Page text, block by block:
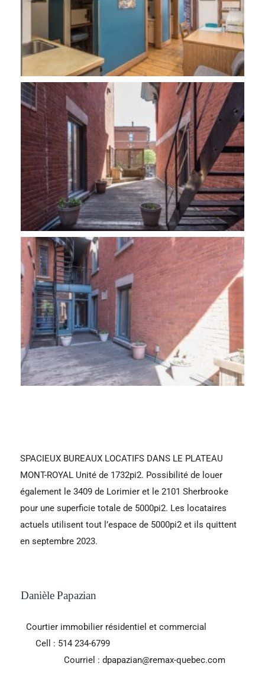
SPACIEUX BUREAUX LOCATIFS DANS LE PLATEAU
MONT-ROYAL Unité de 1732pi2. Possibilité de louer
également le 3409 de Lorimier et le 2101 Sherbrooke
pour une superficie totale de 5000pi2. Les locataires
actuels utilisent tout l’espace de 5000pi2 et ils quittent
en septembre 2023.
Danièle Papazian
Courtier immobilier résidentiel et commercial
Cell : 514 234-6799
Courriel : dpapazian@remax-quebec.com